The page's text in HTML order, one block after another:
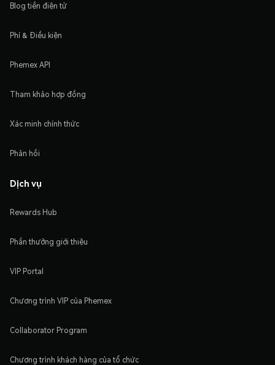
Blog tiền điện tử
Phí & Điều kiện
Phemex API
Tham khảo hợp đồng
Xác minh chính thức
Phản hồi
Dịch vụ
Rewards Hub
Phần thưởng giới thiệu
VIP Portal
Chương trình VIP của Phemex
Collaborator Program
Chương trình khách hàng của tổ chức